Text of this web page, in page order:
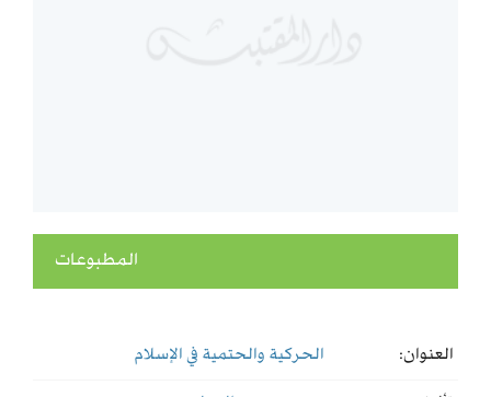
المطبوعات
العنوان:
الحركية والحتمية في الإسلام